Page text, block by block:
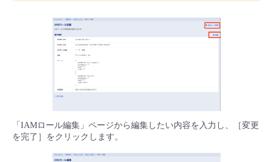
「IAMロール編集」ページから編集したい内容を入力し、［変更
を完了］をクリックします。